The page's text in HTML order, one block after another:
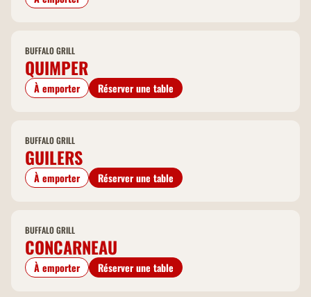
BUFFALO GRILL
QUIMPER
À emporter Réserver une table
BUFFALO GRILL
GUILERS
À emporter Réserver une table
BUFFALO GRILL
CONCARNEAU
À emporter Réserver une table